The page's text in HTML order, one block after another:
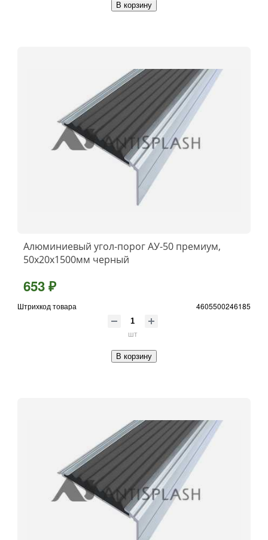
В корзину
Алюминиевый угол-порог АУ-50 премиум,
50x20x1500мм черный
653 ₽
Штрихкод товара 4605500246185
шт
В корзину